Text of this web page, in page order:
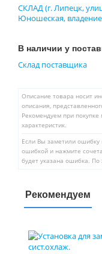
СКЛАД (г. Липецк,
Юношеская,
В наличии у
Склад поставщика
Описание товара носит
описания,
Рекомендуем при
характеристик.
Если Вы заметили ошибку
ошибкой и нажмите
будет указана ошибка.
Рекомендуем